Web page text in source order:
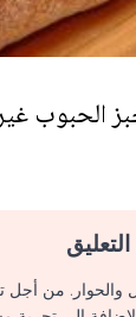
الحبوب
والحوار. من